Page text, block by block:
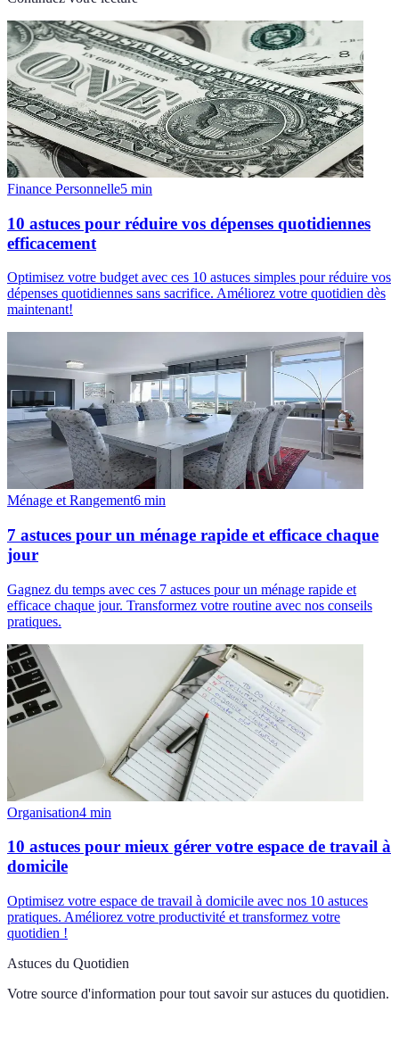
Finance Personnelle5 min
10 astuces pour réduire vos dépenses quotidiennes
efficacement
Optimisez votre budget avec ces 10 astuces simples pour réduire vos
dépenses quotidiennes sans sacrifice. Améliorez votre quotidien dès
maintenant!
Ménage et Rangement6 min
7 astuces pour un ménage rapide et efficace chaque
jour
Gagnez du temps avec ces 7 astuces pour un ménage rapide et
efficace chaque jour. Transformez votre routine avec nos conseils
pratiques.
Organisation4 min
10 astuces pour mieux gérer votre espace de travail à
domicile
Optimisez votre espace de travail à domicile avec nos 10 astuces
pratiques. Améliorez votre productivité et transformez votre
quotidien !
Astuces du Quotidien
Votre source d'information pour tout savoir sur astuces du quotidien.